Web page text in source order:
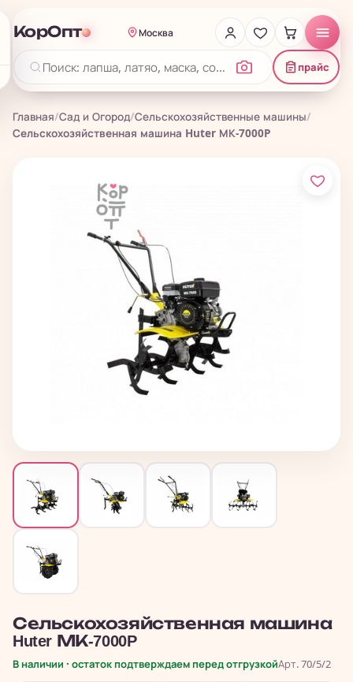
КорОпт Москва
прайс
Главная/Сад и Огород/Сельскохозяйственные машины/
Сельскохозяйственная машина Huter МК-7000P
Сельскохозяйственная машина
Huter МК-7000P
В наличии · остаток подтверждаем перед отгрузкойАрт. 70/5/2